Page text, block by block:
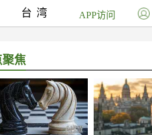
聚焦
台湾 APP访问